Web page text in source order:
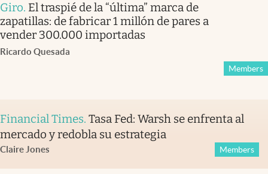
Giro. El traspié de la “última” marca de
zapatillas: de fabricar 1 millón de pares a
vender 300.000 importadas
Ricardo Quesada
Members
Financial Times. Tasa Fed: Warsh se enfrenta al
mercado y redobla su estrategia
Claire Jones Members